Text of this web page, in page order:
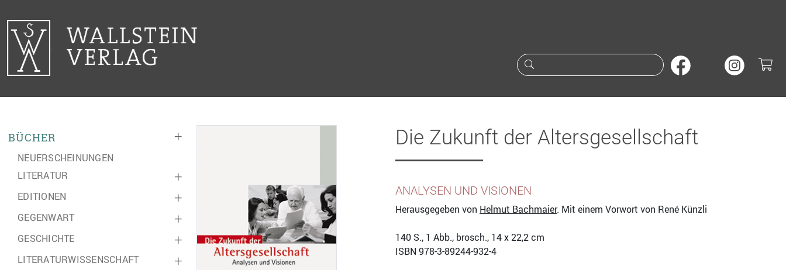
Suche nach Büchern oder
+
BÜCHER
NEUERSCHEINUNGEN
+
LITERATUR
+
EDITIONEN
+
GEGENWART
+
GESCHICHTE
+
LITERATURWISSENSCHAFT
Die Zukunft der Altersgesellschaft
ANALYSEN UND VISIONEN
Herausgegeben von Helmut Bachmaier. Mit einem Vorwort von René Künzli
140 S., 1 Abb., brosch., 14 x 22,2 cm
ISBN 978-3-89244-932-4